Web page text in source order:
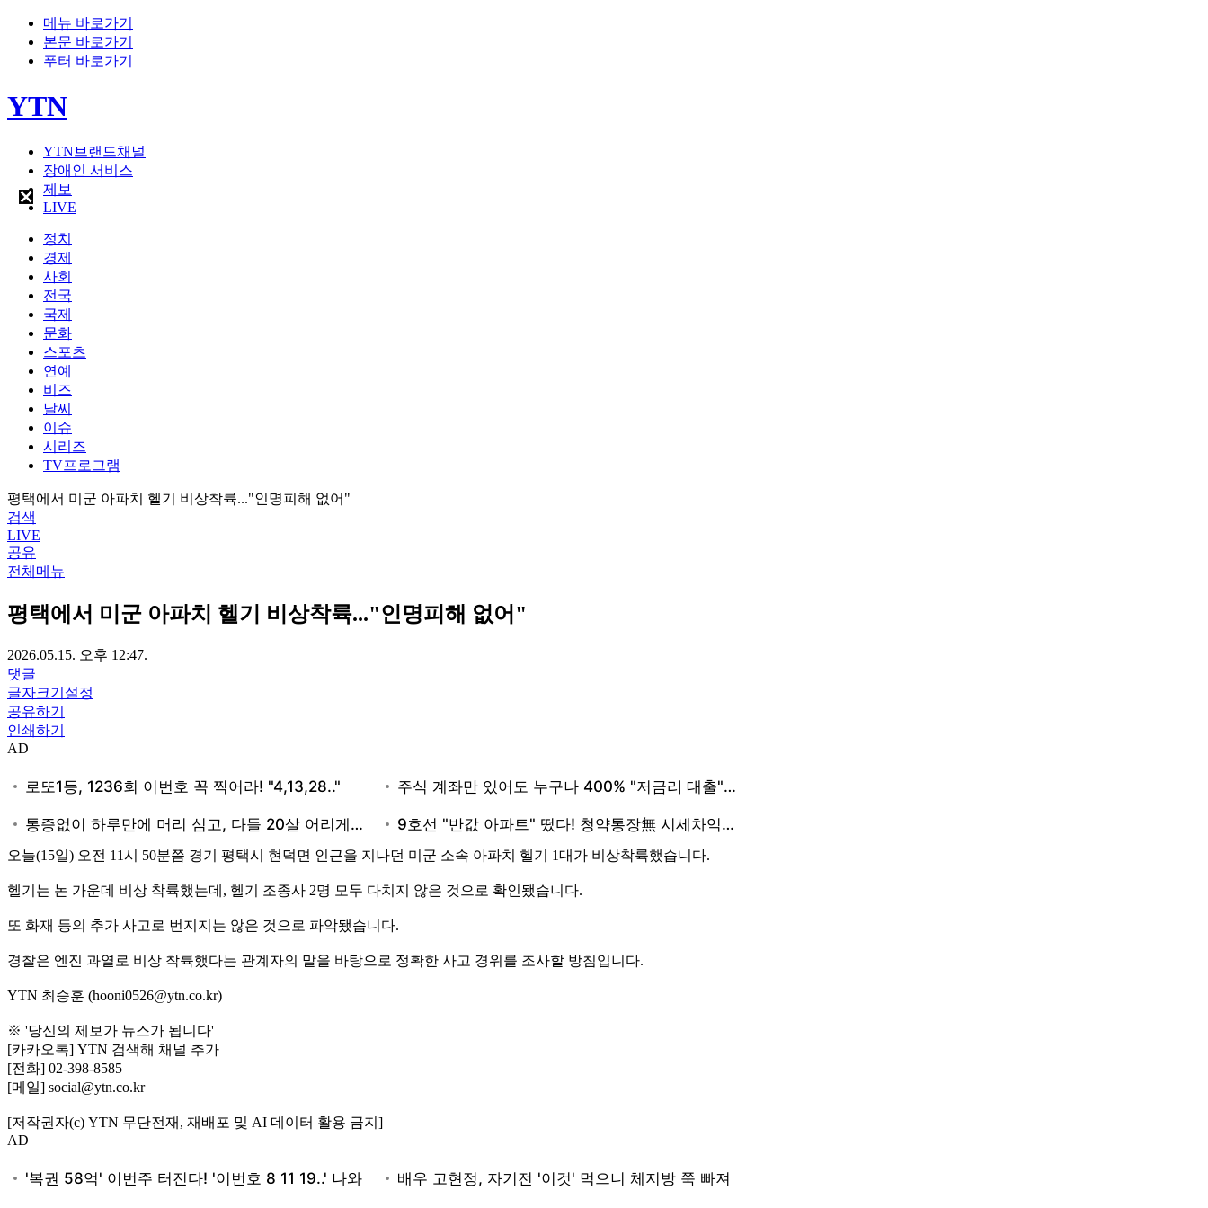
메뉴 바로가기
본문 바로가기
푸터 바로가기
YTN
YTN브랜드채널
장애인 서비스
제보
LIVE
정치
경제
사회
전국
국제
문화
스포츠
연예
비즈
날씨
이슈
시리즈
TV프로그램
평택에서 미군 아파치 헬기 비상착륙..."인명피해 없어"
검색
LIVE
공유
전체메뉴
평택에서 미군 아파치 헬기 비상착륙..."인명피해 없어"
2026.05.15. 오후 12:47.
댓글
글자크기설정
공유하기
인쇄하기
AD
오늘(15일) 오전 11시 50분쯤 경기 평택시 현덕면 인근을 지나던 미군 소속 아파치 헬기 1대가 비상착륙했습니다.
헬기는 논 가운데 비상 착륙했는데, 헬기 조종사 2명 모두 다치지 않은 것으로 확인됐습니다.
또 화재 등의 추가 사고로 번지지는 않은 것으로 파악됐습니다.
경찰은 엔진 과열로 비상 착륙했다는 관계자의 말을 바탕으로 정확한 사고 경위를 조사할 방침입니다.
YTN 최승훈 (hooni0526@ytn.co.kr)
※ '당신의 제보가 뉴스가 됩니다'
[카카오톡] YTN 검색해 채널 추가
[전화] 02-398-8585
[메일] social@ytn.co.kr
[저작권자(c) YTN 무단전재, 재배포 및 AI 데이터 활용 금지]
AD